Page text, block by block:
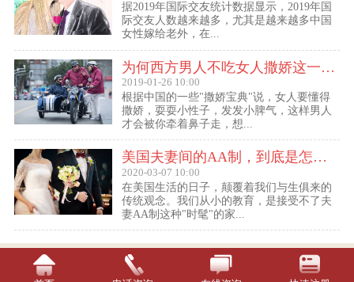
据2019年国际交友统计数据显示，2019年国
际交友人数越来越多，尤其是越来越多中国
女性嫁给老外，在...
为何西方男人不吃女人撒娇这一套？
2019-01-26 10:00
根据中国的一些"撒娇宝典"说，女人要懂得
撒娇，耍耍小性子，发发小脾气，这样男人
才会被你牵着鼻子走，想...
美国夫妻间的AA制，到底是怎么回事？
2020-03-07 10:00
在美国生活的日子，颠覆着我们与生俱来的
传统观念。我们从小的教育，是接受不了夫
妻AA制这种"时髦"的家...